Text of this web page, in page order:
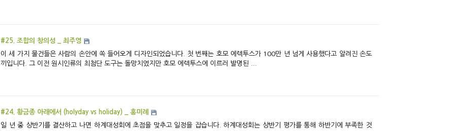
#25. 조합의 창의성 _ 최주영
이 세 가지 물건들은 사람의 손안에 쏙 들어오게 디자인되었습니다. 첫 번째는 호모 에렉투스가 100만 년 넘게 사용했다고 알려진 손도
끼입니다. 그 이전 원시인류의 최첨단 도구는 돌망치였지만 호모 에렉투스에 이르러 발명된 ...
#24. 황금종 아래에서 (holyday vs holiday) _ 홍미례
일 년 중 상반기를 결산하고 나면 하계대성회에 초점을 맞추고 일정을 잡습니다. 하계대성회는 상반기 평가를 통해 하반기에 부족한 것